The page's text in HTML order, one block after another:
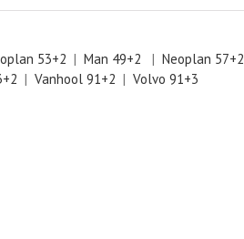
53+2 | Man 49+2 | Neoplan 57+2
| Vanhool 91+2 | Volvo 91+3